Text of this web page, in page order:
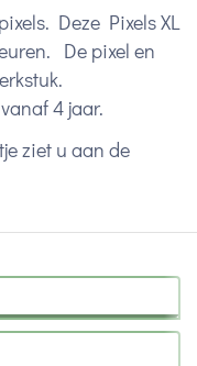
Deze Pixels XL
De pixel en
4 jaar.
ziet u aan de